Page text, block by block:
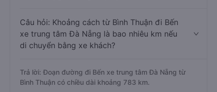
Câu hỏi: Khoảng cách từ Bình Thuận đi Bến
xe trung tâm Đà Nẵng là bao nhiêu km nếu
di chuyển bằng xe khách?
Trả lời: Đoạn đường đi Bến xe trung tâm Đà Nẵng từ
Bình Thuận có chiều dài khoảng 783 km.